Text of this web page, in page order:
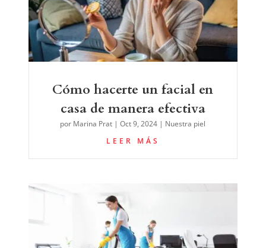
Cómo hacerte un facial en
casa de manera efectiva
por Marina Prat |Oct 9, 2024 | Nuestra piel
LEER MÁS